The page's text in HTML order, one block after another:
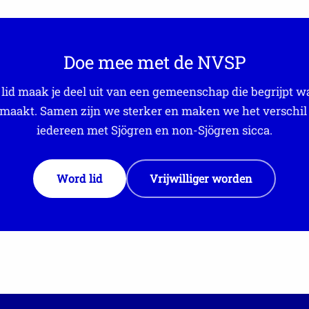
Doe mee met de NVSP
maak je deel uit van een gemeenschap die begrijpt
Samen zijn we sterker en maken we het verschil
iedereen met Sjögren en non-Sjögren sicca.
Word lid Vrijwilliger worden